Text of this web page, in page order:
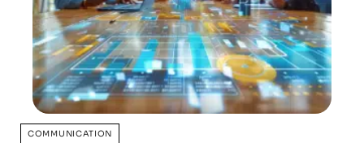
COMMUNICATION